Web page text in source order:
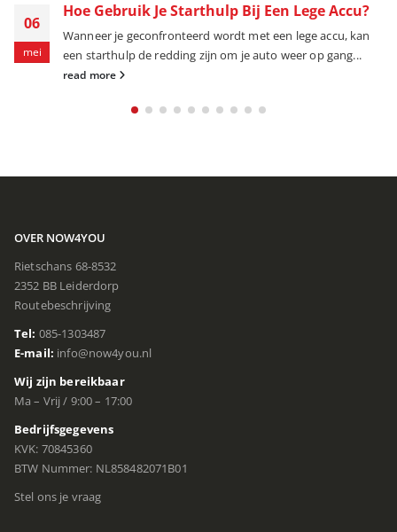
06
mei
Hoe Gebruik Je Starthulp Bij Een Lege Accu?
Wanneer je geconfronteerd wordt met een lege accu, kan
een starthulp de redding zijn om je auto weer op gang...
read more
OVER NOW4YOU
Rietschans 68-8532
2352 BB Leiderdorp
Routebeschrijving
Tel: 085-1303487
E-mail: info@now4you.nl
Wij zijn bereikbaar
Ma – Vrij / 9:00 – 17:00
Bedrijfsgegevens
KVK: 70845360
BTW Nummer: NL858482071B01
Stel ons je vraag